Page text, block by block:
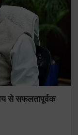
से सफलतापूर्वक